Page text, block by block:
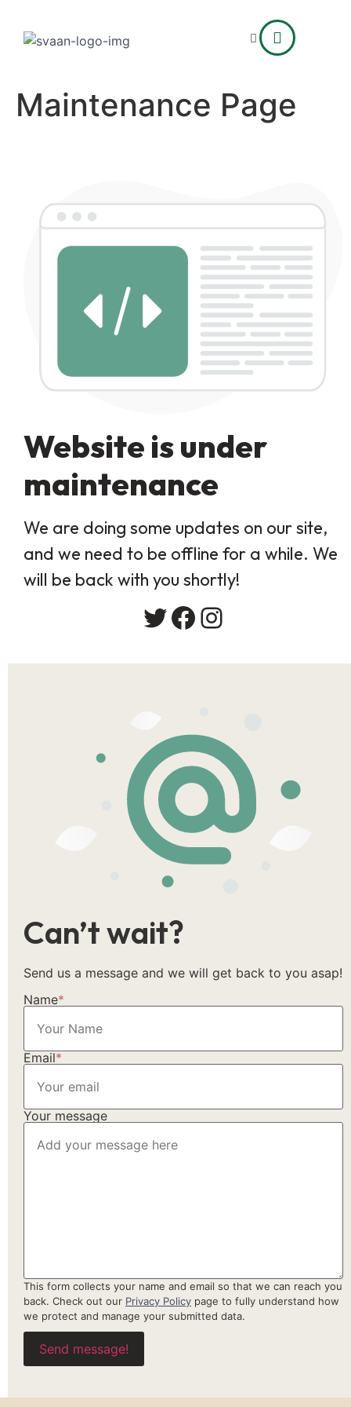
Maintenance Page
Website is under
maintenance
We are doing some updates on our site,
and we need to be offline for a while. We
will be back with you shortly!
Can’t wait?
Send us a message and we will get back to you asap!
Name*
Email*
Your message
This form collects your name and email so that we can reach you
back. Check out our Privacy Policy page to fully understand how
we protect and manage your submitted data.
Send message!